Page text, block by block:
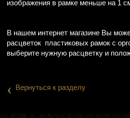
изображения в рамке меньше на 1
В нашем интернет магазине Вы
расцветок пластиковых рамок с
выберите нужную расцветку и
‹ Вернуться к разделу